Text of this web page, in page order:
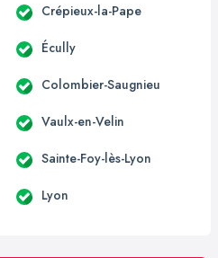
Crépieux-la-Pape
Écully
Colombier-Saugnieu
Vaulx-en-Velin
Sainte-Foy-lès-Lyon
Lyon